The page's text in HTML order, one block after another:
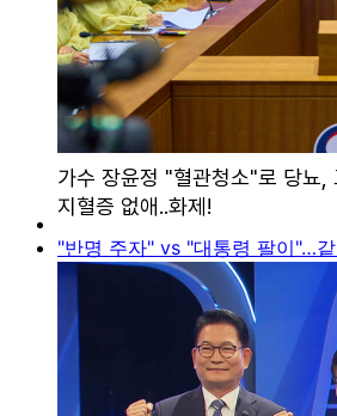
"반명 주자" vs "대통령 팔이"…